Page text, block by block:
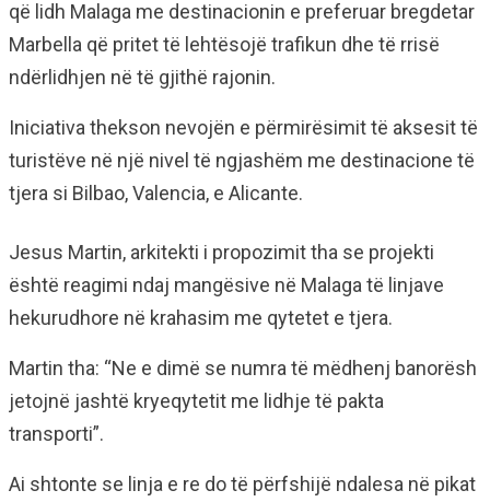
që lidh Malaga me destinacionin e preferuar bregdetar
Marbella që pritet të lehtësojë trafikun dhe të rrisë
ndërlidhjen në të gjithë rajonin.
Iniciativa thekson nevojën e përmirësimit të aksesit të
turistëve në një nivel të ngjashëm me destinacione të
tjera si Bilbao, Valencia, e Alicante.
Jesus Martin, arkitekti i propozimit tha se projekti
është reagimi ndaj mangësive në Malaga të linjave
hekurudhore në krahasim me qytetet e tjera.
Martin tha: “Ne e dimë se numra të mëdhenj banorësh
jetojnë jashtë kryeqytetit me lidhje të pakta
transporti”.
Ai shtonte se linja e re do të përfshijë ndalesa në pikat